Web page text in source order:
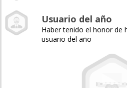
Usuario del año
Haber tenido el honor de
usuario del año